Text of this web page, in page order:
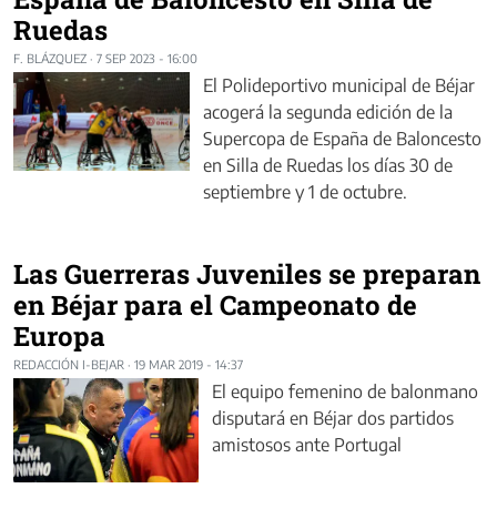
Ruedas
F. BLÁZQUEZ · 7 SEP 2023 - 16:00
El Polideportivo municipal de Béjar
acogerá la segunda edición de la
Supercopa de España de Baloncesto
en Silla de Ruedas los días 30 de
septiembre y 1 de octubre.
Las Guerreras Juveniles se preparan
en Béjar para el Campeonato de
Europa
REDACCIÓN I-BEJAR · 19 MAR 2019 - 14:37
El equipo femenino de balonmano
disputará en Béjar dos partidos
amistosos ante Portugal